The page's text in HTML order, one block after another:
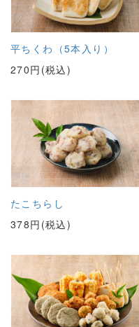
平ちくわ（5本入り）
270円(税込)
たこちらし
378円(税込)